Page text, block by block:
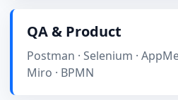
QA & Product
Postman · Selenium ·
Miro · BPMN